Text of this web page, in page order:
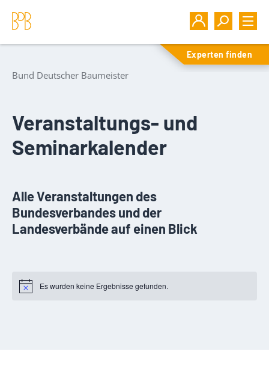
Experten finden
Bund Deutscher Baumeister
Veranstaltungs- und
Seminarkalender
Alle Veranstaltungen des
Bundesverbandes und der
Landesverbände auf einen Blick
Notice Es wurden keine Ergebnisse gefunden.